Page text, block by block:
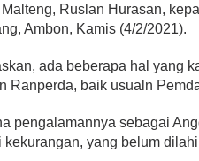
Ruslan Hurasan,
Ambon, Kamis (4/2/2021).
ada beberapa hal yang
Ranperda, baik usualn
pengalamannya sebagai
kekurangan, yang belum